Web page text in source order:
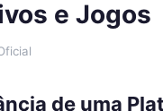
e Jogos
de uma